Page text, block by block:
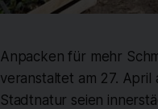
Anpacken für mehr
veranstaltet am 27.
Stadtnatur seien